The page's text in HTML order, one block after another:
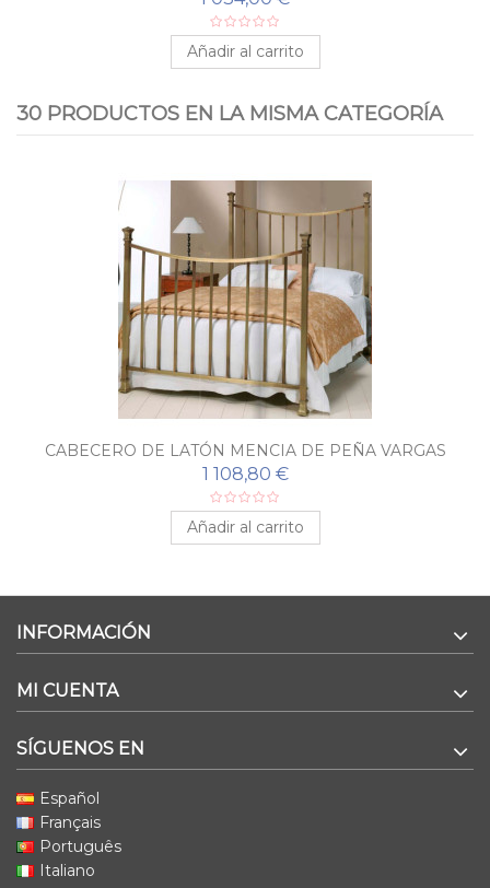
Añadir al carrito
30 PRODUCTOS EN LA MISMA CATEGORÍA
CABECERO DE LATÓN MENCIA DE PEÑA VARGAS
1 108,80 €
Añadir al carrito
INFORMACIÓN
MI CUENTA
SÍGUENOS EN
Español
Français
Português
Italiano